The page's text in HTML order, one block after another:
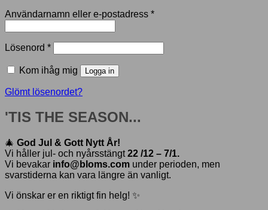
Användarnamn eller e-postadress *Obligatoriskt
Lösenord *Obligatoriskt
Kom ihåg mig Logga in
Glömt lösenordet?
'TIS THE SEASON...
🎄 God Jul & Gott Nytt År!
Vi håller jul- och nyårsstängt22 /12 – 7/1.
Vi bevakar info@bloms.com under perioden, men
svarstiderna kan vara längre än vanligt.
Vi önskar er en riktigt fin helg! ✨